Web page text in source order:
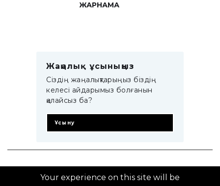
ЖАРНАМА
Жаңалық ұсыныңыз
Сіздің жаңалықтарыңыз біздің
келесі айдарымыз болғанын
қалайсыз ба?
Ұсыну
© 2014–2025 ZTB.KZ
Your experience on this site will be